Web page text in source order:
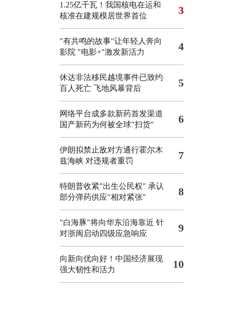
1.25亿千瓦！我国核电在运和
核准在建规模居世界首位
3
"有共鸣的故事"让年轻人奔向
影院 "电影+"激发新活力 4
休达非法移民越境事件已致约
百人死亡 飞地风暴背后 5
网络平台成多款新药首发渠道
国产新药为何被全球"扫货"
6
伊朗拟禁止敌对方通行霍尔木
兹海峡 对违规者重罚
7
特朗普收紧"出生公民权" 承认
部分弹药供应"相对紧张"
8
"白海豚"将向华东沿海靠近 针
对浙闽启动四级应急响应
9
向新向优向好！中国经济展现
强大韧性和活力
10